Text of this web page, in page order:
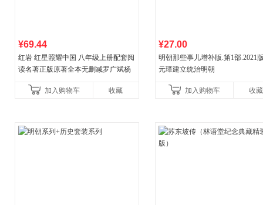
¥69.44
红岩 红星照耀中国 八年级上册配套阅
读名著正版原著全本无删减罗广斌杨
初中生课外书中国青
加入购物车 收藏
¥27.00
明朝那些事儿增补版.第1部.2021
元璋建立统治明朝
加入购物车 收藏